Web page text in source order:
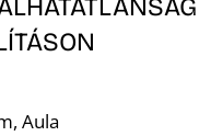
Aula